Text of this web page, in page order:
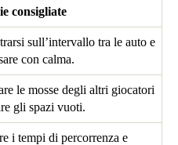
consigliate
sull’intervallo tra le auto e
con calma.
le mosse degli altri giocatori
gli spazi vuoti.
i tempi di percorrenza e